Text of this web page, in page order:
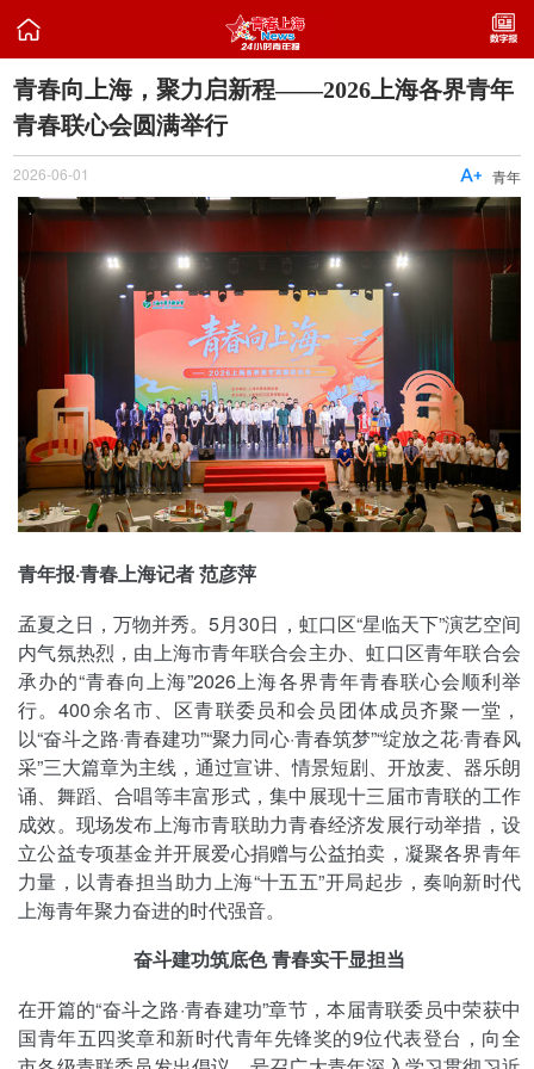

​青春向上海，聚力启新程——2026上海各界青年
青春联心会圆满举行
2026-06-01 青年

青年报·青春上海记者 范彦萍
孟夏之日，万物并秀。5月30日，虹口区“星临天下”演艺空间
内气氛热烈，由上海市青年联合会主办、虹口区青年联合会
承办的“青春向上海”2026上海各界青年青春联心会顺利举
行。400余名市、区青联委员和会员团体成员齐聚一堂，
以“奋斗之路·青春建功”“聚力同心·青春筑梦”“绽放之花·青春风
采”三大篇章为主线，通过宣讲、情景短剧、开放麦、器乐朗
诵、舞蹈、合唱等丰富形式，集中展现十三届市青联的工作
成效。现场发布上海市青联助力青春经济发展行动举措，设
立公益专项基金并开展爱心捐赠与公益拍卖，凝聚各界青年
力量，以青春担当助力上海“十五五”开局起步，奏响新时代
上海青年聚力奋进的时代强音。
奋斗建功筑底色 青春实干显担当
在开篇的“奋斗之路·青春建功”章节，本届青联委员中荣获中
国青年五四奖章和新时代青年先锋奖的9位代表登台，向全